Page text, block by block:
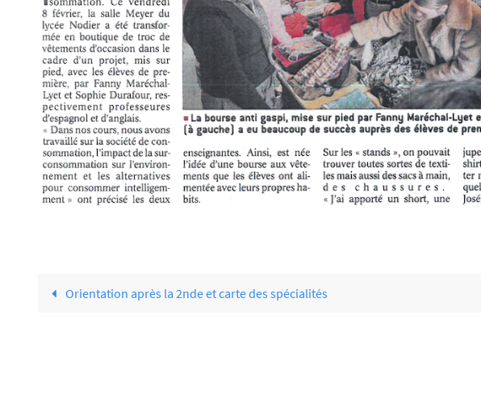
Orientation après la 2nde et carte des spécialités